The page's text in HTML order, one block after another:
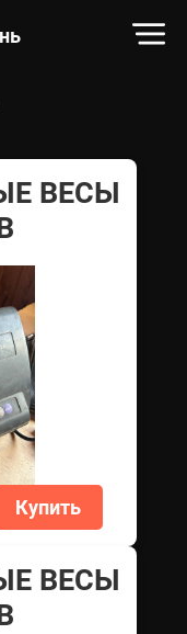
НА САЙТЕ
ВЕСЫ
Купить
ВЕСЫ